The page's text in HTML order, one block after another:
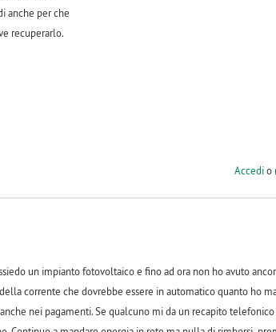
anche per che
recuperarlo.
Accedio
un impianto fotovoltaico e fino ad ora non ho avuto
corrente che dovrebbe essere in automatico quanto ho
nei pagamenti. Se qualcuno mi da un recapito